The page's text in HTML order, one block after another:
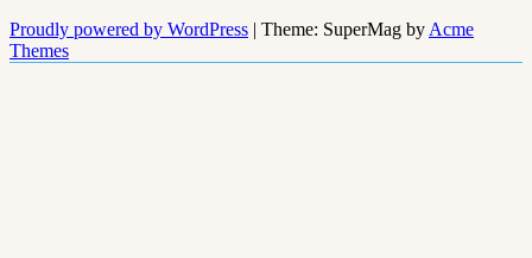
Proudly powered by WordPress | Theme: SuperMag by Acme
Themes